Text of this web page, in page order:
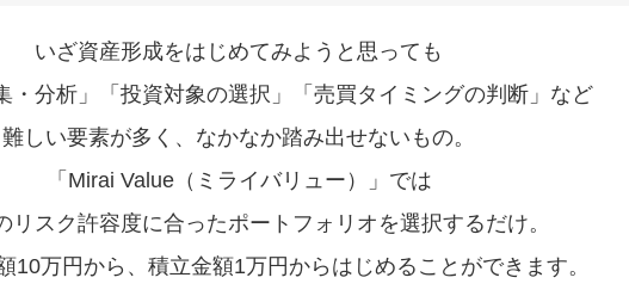
いざ資産形成をはじめてみようと思っても
・分析」「投資対象の選択」「売買タイミングの判断」など
難しい要素が多く、なかなか踏み出せないもの。
「Mirai Value（ミライバリュー）」では
リスク許容度に合ったポートフォリオを選択するだけ。
10万円から、積立金額1万円からはじめることができます。